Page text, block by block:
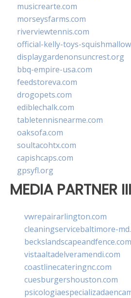
musicrearte.com
morseysfarms.com
riverviewtennis.com
official-kelly-toys-
displaygardenonsuncrest.org
bbq-empire-usa.com
feedstoreva.com
drogopets.com
ediblechalk.com
tabletennisnearme.com
oaksofa.com
soultacohtx.com
capishcaps.com
gpsyfl.org
MEDIA PARTNER III
vwrepairarlington.com
cleaningservicebaltimore-
beckslandscapeandfence.com
vistaaltadelveramendi.com
coastlinecateringnc.com
cuesburgershouston.com